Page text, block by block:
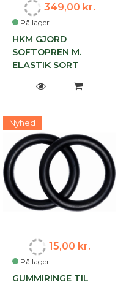
På lager
349,00 kr.
HKM GJORD
SOFTOPREN M.
ELASTIK SORT
Nyhed
På lager
15,00 kr.
GUMMIRINGE TIL